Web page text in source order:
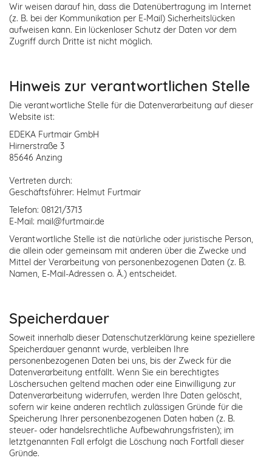
Wir weisen darauf hin, dass die Datenübertragung im Internet
(z. B. bei der Kommunikation per E-Mail) Sicherheitslücken
aufweisen kann. Ein lückenloser Schutz der Daten vor dem
Zugriff durch Dritte ist nicht möglich.
Hinweis zur verantwortlichen Stelle
Die verantwortliche Stelle für die Datenverarbeitung auf dieser
Website ist:
EDEKA Furtmair GmbH
Hirnerstraße 3
85646 Anzing
Vertreten durch:
Geschäftsführer: Helmut Furtmair
Telefon: 08121/3713
E-Mail: mail@furtmair.de
Verantwortliche Stelle ist die natürliche oder juristische Person,
die allein oder gemeinsam mit anderen über die Zwecke und
Mittel der Verarbeitung von personenbezogenen Daten (z. B.
Namen, E-Mail-Adressen o. Ä.) entscheidet.
Speicherdauer
Soweit innerhalb dieser Datenschutzerklärung keine speziellere
Speicherdauer genannt wurde, verbleiben Ihre
personenbezogenen Daten bei uns, bis der Zweck für die
Datenverarbeitung entfällt. Wenn Sie ein berechtigtes
Löschersuchen geltend machen oder eine Einwilligung zur
Datenverarbeitung widerrufen, werden Ihre Daten gelöscht,
sofern wir keine anderen rechtlich zulässigen Gründe für die
Speicherung Ihrer personenbezogenen Daten haben (z. B.
steuer- oder handelsrechtliche Aufbewahrungsfristen); im
letztgenannten Fall erfolgt die Löschung nach Fortfall dieser
Gründe.